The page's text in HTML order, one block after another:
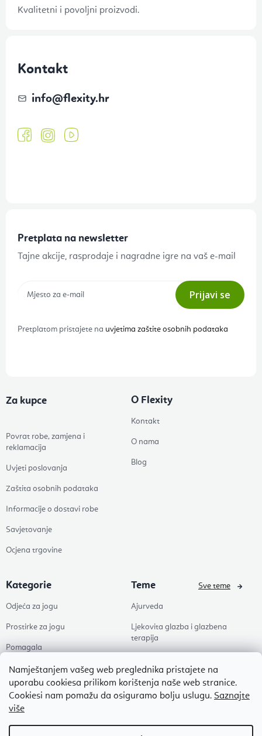
Namještanjem vašeg web preglednika pristajete na
uporabu cookiesa prilikom korištenja naše web stranice.
Cookiesi nam pomažu da osiguramo bolju uslugu. Saznajte
više
Kvalitetni i povoljni proizvodi.
Kontakt
info@flexity.hr
Pretplata na newsletter
Tajne akcije, rasprodaje i nagradne igre na vaš e-mail
Prijavi se
Pretplatom pristajete na uvjetima zaštite osobnih podataka
Za kupce
Povrat robe, zamjena i
reklamacija
Uvjeti poslovanja
Zaštita osobnih podataka
Informacije o dostavi robe
Savjetovanje
Ocjena trgovine
O Flexity
Kontakt
O nama
Blog
Kategorie
Odjeća za jogu
Prostirke za jogu
Pomagala
Zdravlje
Dodaci
Popusti
Teme
Ajurveda
Ljekovita glazba i glazbena
terapija
Pilates
Zen
Sve teme